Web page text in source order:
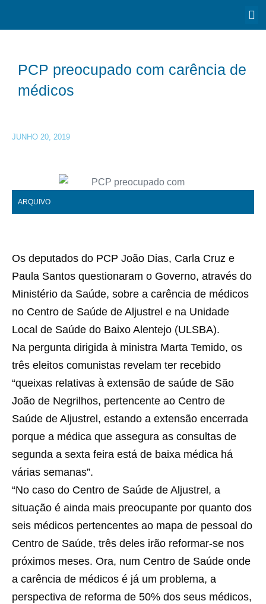
PCP preocupado com carência de
médicos
JUNHO 20, 2019
ARQUIVO
Os deputados do PCP João Dias, Carla Cruz e
Paula Santos questionaram o Governo, através do
Ministério da Saúde, sobre a carência de médicos
no Centro de Saúde de Aljustrel e na Unidade
Local de Saúde do Baixo Alentejo (ULSBA).
Na pergunta dirigida à ministra Marta Temido, os
três eleitos comunistas revelam ter recebido
“queixas relativas à extensão de saúde de São
João de Negrilhos, pertencente ao Centro de
Saúde de Aljustrel, estando a extensão encerrada
porque a médica que assegura as consultas de
segunda a sexta feira está de baixa médica há
várias semanas”.
“No caso do Centro de Saúde de Aljustrel, a
situação é ainda mais preocupante por quanto dos
seis médicos pertencentes ao mapa de pessoal do
Centro de Saúde, três deles irão reformar-se nos
próximos meses. Ora, num Centro de Saúde onde
a carência de médicos é já um problema, a
perspectiva de reforma de 50% dos seus médicos,